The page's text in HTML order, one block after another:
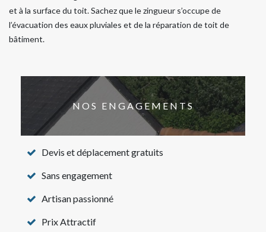
et à la surface du toit. Sachez que le zingueur s’occupe de
l’évacuation des eaux pluviales et de la réparation de toit de
bâtiment.
NOS ENGAGEMENTS
Devis et déplacement gratuits
Sans engagement
Artisan passionné
Prix Attractif